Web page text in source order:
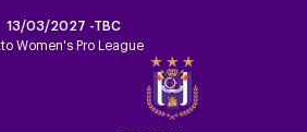
13/03/2027 -TBC
Women's Pro League
Crest
Dark